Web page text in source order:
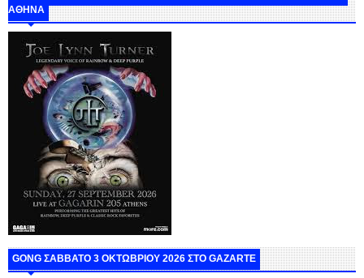
ΑΘΗΝΑ
GONG ΣΑΒΒΑΤΟ 3 ΟΚΤΩΒΡΙΟΥ 2026 ΣΤΟ GAZARTE